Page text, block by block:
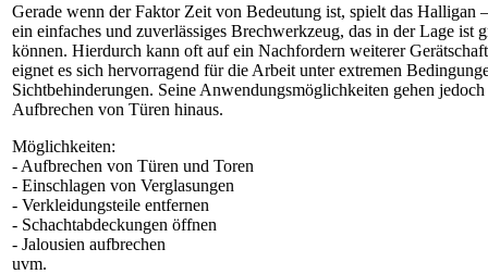
Gerade wenn der Faktor Zeit von Bedeutung ist, spielt das Halligan
ein einfaches und zuverlässiges Brechwerkzeug, das in der Lage ist
können. Hierdurch kann oft auf ein Nachfordern weiterer
eignet es sich hervorragend für die Arbeit unter extremen
Sichtbehinderungen. Seine Anwendungsmöglichkeiten gehen
Aufbrechen von Türen hinaus.
Möglichkeiten:
- Aufbrechen von Türen und Toren
- Einschlagen von Verglasungen
- Verkleidungsteile entfernen
- Schachtabdeckungen öffnen
- Jalousien aufbrechen
uvm.